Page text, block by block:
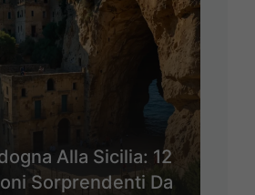
Alla Sicilia: 12
Sorprendenti Da